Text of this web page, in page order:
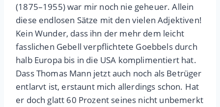
(1875–1955) war mir noch nie geheuer. Allein
diese endlosen Sätze mit den vielen Adjektiven!
Kein Wunder, dass ihn der mehr dem leicht
fasslichen Gebell verpflichtete Goebbels durch
halb Europa bis in die USA komplimentiert hat.
Dass Thomas Mann jetzt auch noch als Betrüger
entlarvt ist, erstaunt mich allerdings schon. Hat
er doch glatt 60 Prozent seines nicht unbemerkt